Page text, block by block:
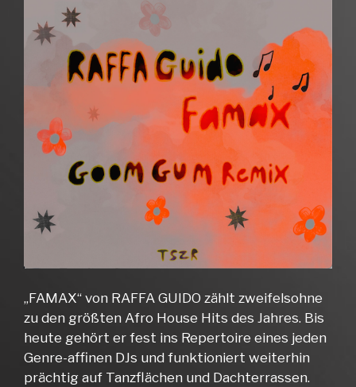
„FAMAX“ von RAFFA GUIDO zählt zweifelsohne
zu den größten Afro House Hits des Jahres. Bis
heute gehört er fest ins Repertoire eines jeden
Genre-affinen DJs und funktioniert weiterhin
prächtig auf Tanzflächen und Dachterrassen.